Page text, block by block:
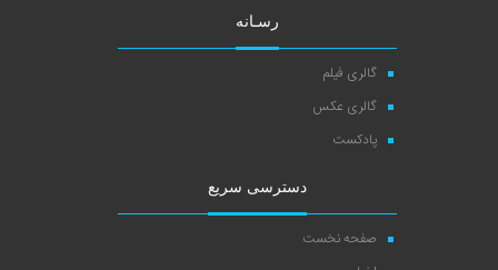
رسـانه
گالری فیلم
گالری عکس
پادکست
دسترسی سریع
صفحه نخست